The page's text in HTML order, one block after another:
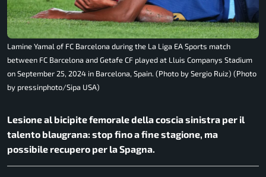
Lamine Yamal of FC Barcelona during the La Liga EA Sports match
between FC Barcelona and Getafe CF played at Lluis Companys Stadium
on September 25, 2024 in Barcelona, Spain. (Photo by Sergio Ruiz) (Photo
by pressinphoto/Sipa USA)
Lesione al bicipite femorale della coscia sinistra per il
talento blaugrana: stop fino a fine stagione, ma
possibile recupero per la Spagna.